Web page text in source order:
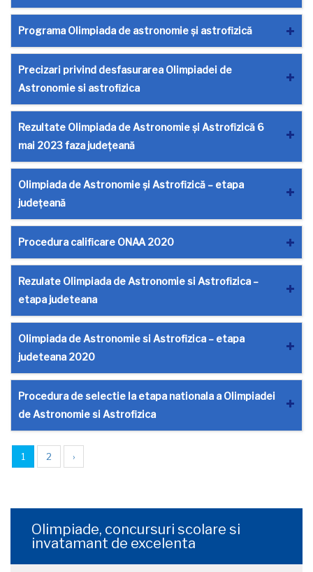
Programa Olimpiada de astronomie și astrofizică
Precizari privind desfasurarea Olimpiadei de
Astronomie si astrofizica
Rezultate Olimpiada de Astronomie și Astrofizică 6
mai 2023 faza județeană
Olimpiada de Astronomie și Astrofizică – etapa
județeană
Procedura calificare ONAA 2020
Rezulate Olimpiada de Astronomie si Astrofizica –
etapa judeteana
Olimpiada de Astronomie si Astrofizica – etapa
judeteana 2020
Procedura de selectie la etapa nationala a Olimpiadei
de Astronomie si Astrofizica
1 2 ›
Olimpiade, concursuri scolare si
invatamant de excelenta